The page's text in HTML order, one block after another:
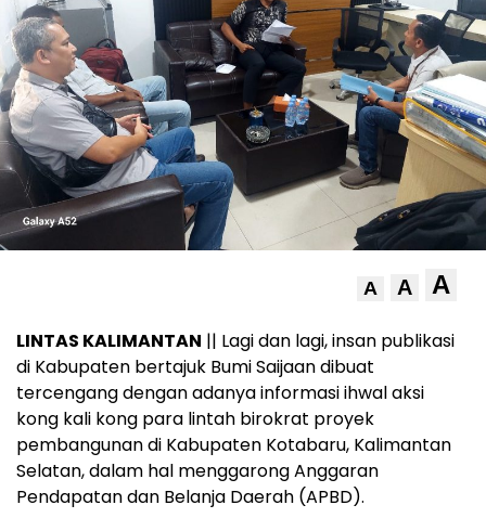
A A A
LINTAS KALIMANTAN || Lagi dan lagi, insan publikasi
di Kabupaten bertajuk Bumi Saijaan dibuat
tercengang dengan adanya informasi ihwal aksi
kong kali kong para lintah birokrat proyek
pembangunan di Kabupaten Kotabaru, Kalimantan
Selatan, dalam hal menggarong Anggaran
Pendapatan dan Belanja Daerah (APBD).